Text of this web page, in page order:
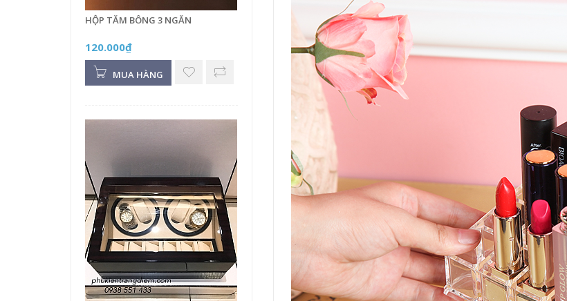
HỘP TĂM BÔNG 3 NGĂN
120.000₫
MUA HÀNG